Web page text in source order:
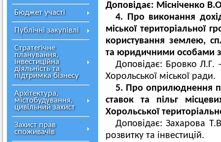
Бюджет участі
Публічні закупівлі
Стратегічне
планування,
інвестиційна
діяльність та
підтримка бізнесу
Архітектура,
містобудування,
цивільний захист
Захист прав
споживачів
Доповідає: Місніченко
4. Про виконання
міської територіальної
користування землею,
та юридичними особами
Доповідає: Бровко Л.Г.
Хорольської міської ради.
5. Про оприлюднення
ставок та пільг
Хорольської
Доповідає: Захарова
розвитку та інвестицій.